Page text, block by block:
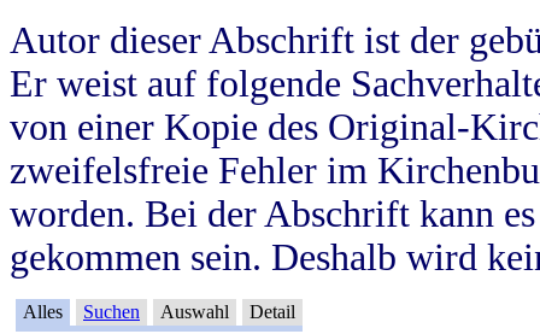
Autor dieser Abschrift ist der
Er weist auf folgende
von einer Kopie des Original-
zweifelsfreie Fehler im
worden. Bei der Abschrift kann
gekommen sein. Deshalb wird
Alles Suchen Auswahl Detail